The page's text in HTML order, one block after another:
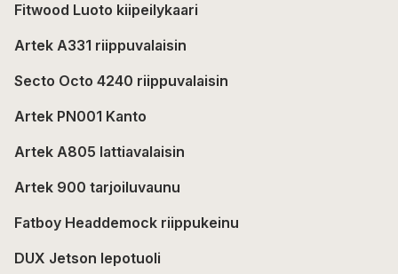
Fitwood Luoto kiipeilykaari
Artek A331 riippuvalaisin
Secto Octo 4240 riippuvalaisin
Artek PN001 Kanto
Artek A805 lattiavalaisin
Artek 900 tarjoiluvaunu
Fatboy Headdemock riippukeinu
DUX Jetson lepotuoli